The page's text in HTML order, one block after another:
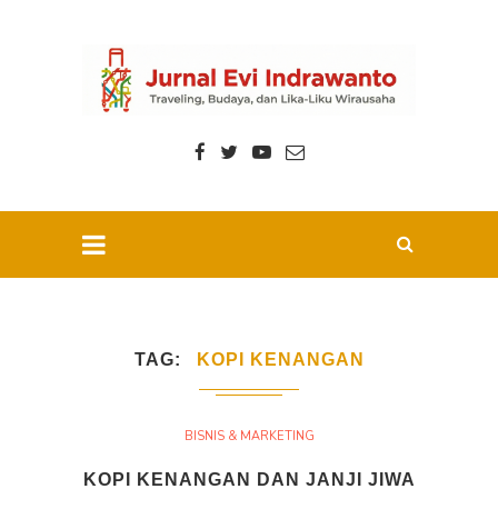
TAG KOPI KENANGAN
BISNIS & MARKETING
KOPI KENANGAN DAN JANJI JIWA